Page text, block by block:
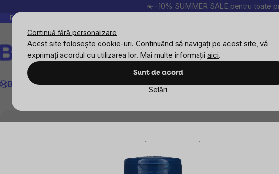
Continuă fără personalizare
Acest site folosește cookie-uri. Continuând să navigați pe acest site, vă
exprimați acordul cu utilizarea lor. Mai multe informații aici.
Sunt de acord
Setări
☀️−10% SUMMER SALE pentru toate
Peste 200.000 de recenzii verificate Produsele noastre sunt
Căutare
BrainMax
SportImunitateFemeiBărbațiCopiiObiectiveNoutățiSuplimente
Life Extension Caffeinated Mega Green